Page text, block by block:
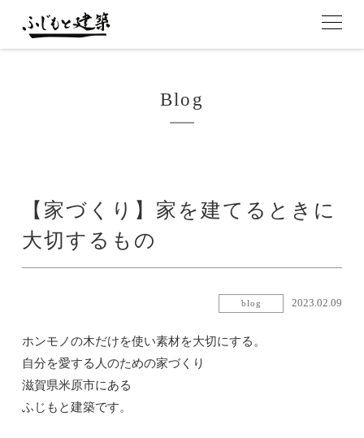
Blog
【家づくり】家を建てるときに
大切するもの
blog 2023.02.09
ホンモノの木だけを使い素材を大切にする。
自分を愛する人のための家づくり
滋賀県米原市にある
ふじもと建築です。